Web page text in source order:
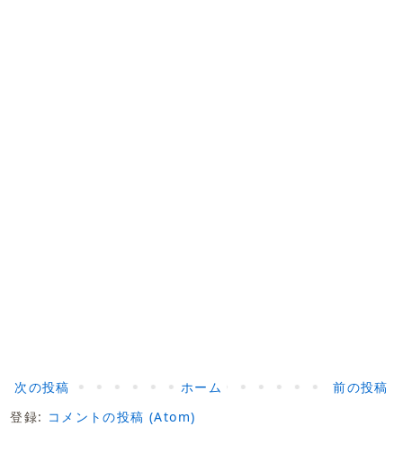
次の投稿 前の投稿
ホーム
登録: コメントの投稿 (Atom)